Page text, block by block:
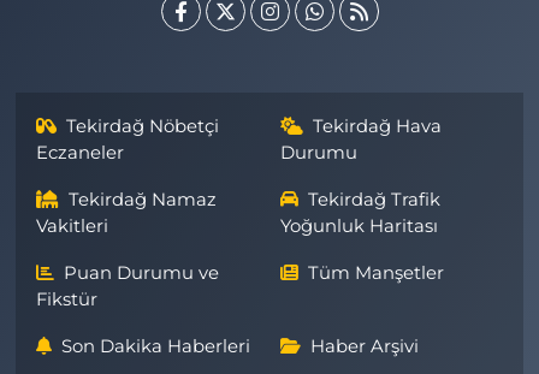
Tekirdağ Nöbetçi
Eczaneler
Tekirdağ Hava
Durumu
Tekirdağ Namaz
Vakitleri
Tekirdağ Trafik
Yoğunluk Haritası
Puan Durumu ve
Fikstür
Tüm Manşetler
Son Dakika Haberleri Haber Arşivi